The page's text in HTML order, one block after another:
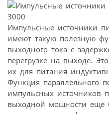
Импульсные источники
имеют такую полезную
выходного тока с
перегрузке на выходе.
их для питания
Функция параллельного
импульсных источников
выходной мощности еще